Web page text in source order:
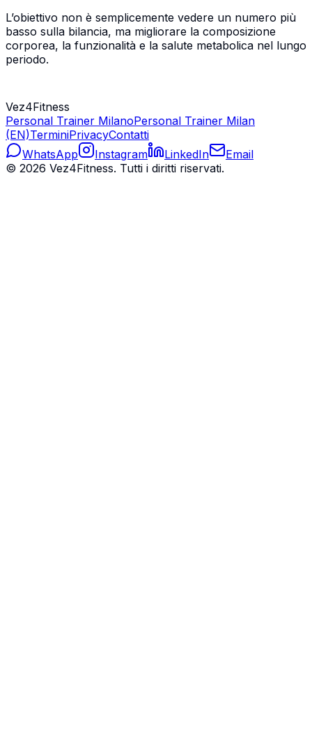
L’obiettivo non è semplicemente vedere un numero più
basso sulla bilancia, ma migliorare la composizione
corporea, la funzionalità e la salute metabolica nel lungo
periodo.
Vez4Fitness
Personal Trainer MilanoPersonal Trainer Milan
(EN)TerminiPrivacyContatti
WhatsApp
Instagram LinkedIn
Email
© 2026 Vez4Fitness. Tutti i diritti riservati.